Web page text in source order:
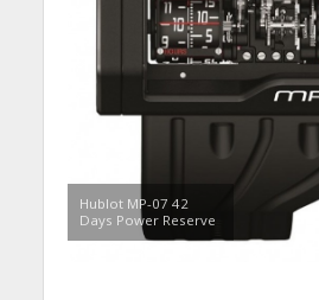
Hublot MP-07 42
Days Power Reserve